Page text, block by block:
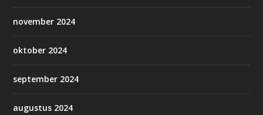
november 2024
oktober 2024
september 2024
augustus 2024